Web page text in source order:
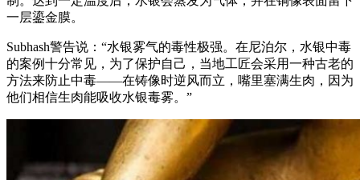
一层鎏金膜。
Subhash警告说：“水银雾气的毒性极强。在尼泊尔，水银中毒
的案例十分常见，为了保护自己，当地工匠会采用一种古老的
方法来防止中毒——在铸像时逆风而立，嘴里塞满生肉，因为
他们相信生肉能吸收水银毒雾。”